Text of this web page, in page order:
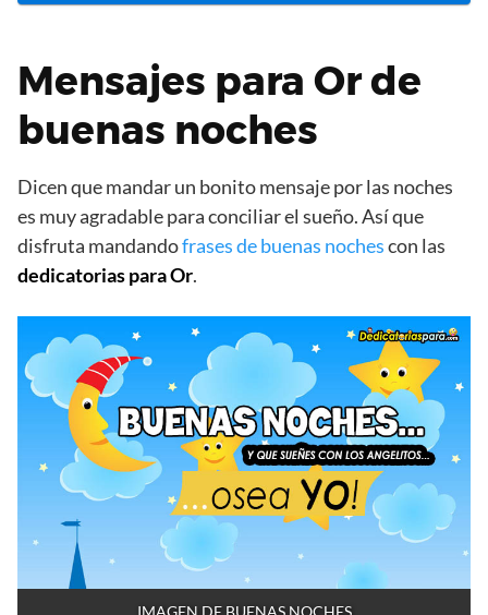
Mensajes para Or de
buenas noches
Dicen que mandar un bonito mensaje por las noches
es muy agradable para conciliar el sueño. Así que
disfruta mandandofrases de buenas nochescon las
dedicatorias para Or.
IMAGEN DE BUENAS NOCHES